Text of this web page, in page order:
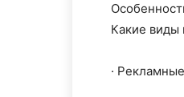
Какие виды
·